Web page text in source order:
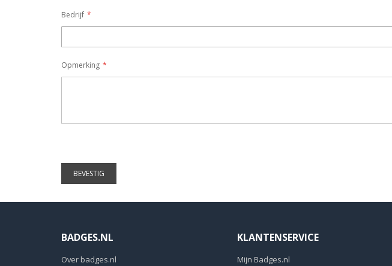
Bedrijf
Opmerking
BEVESTIG
BADGES.NL
Over badges.nl
KLANTENSERVICE
Mijn Badges.nl